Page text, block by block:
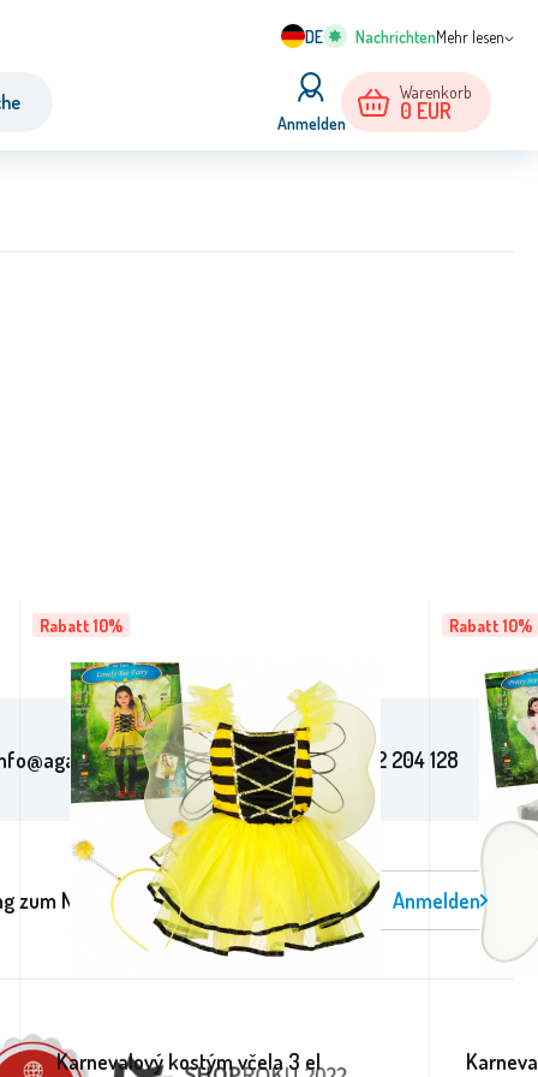
DE Mehr lesen
Anmelden
Warenkorb
0 EUR
Rabatt 10%
Karnevalový kostým včela 3 el
Rabatt 10%
+420 602 204 128
zum Newsletter Anmelden